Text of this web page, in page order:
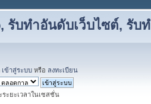
รับทำอันดับเว็บไซต์, รับ
เข้าสู่ระบบ หรือ ลงทะเบียน
ะยะเวลาในเซสชั่น